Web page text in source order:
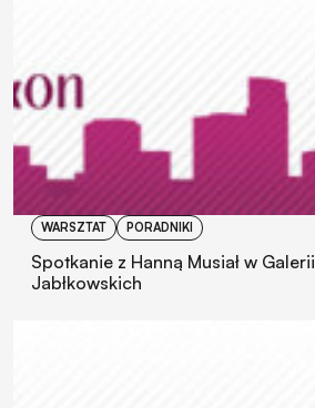
WARSZTAT PORADNIKI
Spotkanie z Hanną Musiał w Galerii
Jabłkowskich